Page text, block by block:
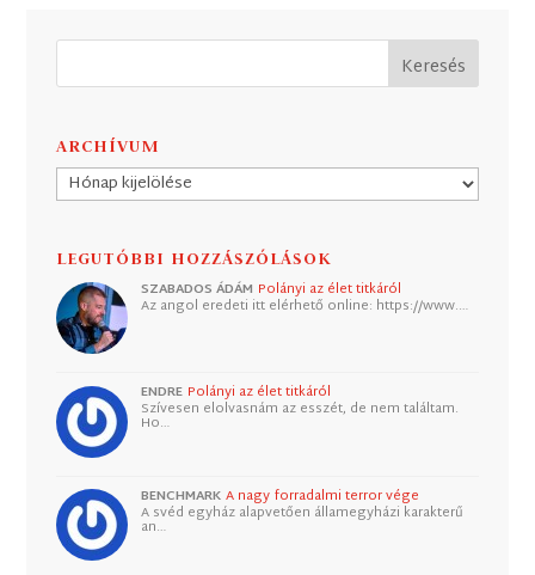
ARCHÍVUM
Archívum
LEGUTÓBBI HOZZÁSZÓLÁSOK
SZABADOS ÁDÁM Polányi az élet titkáról
Az angol eredeti itt elérhető online: https://www.…
ENDRE Polányi az élet titkáról
Szívesen elolvasnám az esszét, de nem találtam.
Ho…
BENCHMARK A nagy forradalmi terror vége
A svéd egyház alapvetően államegyházi karakterű
an…